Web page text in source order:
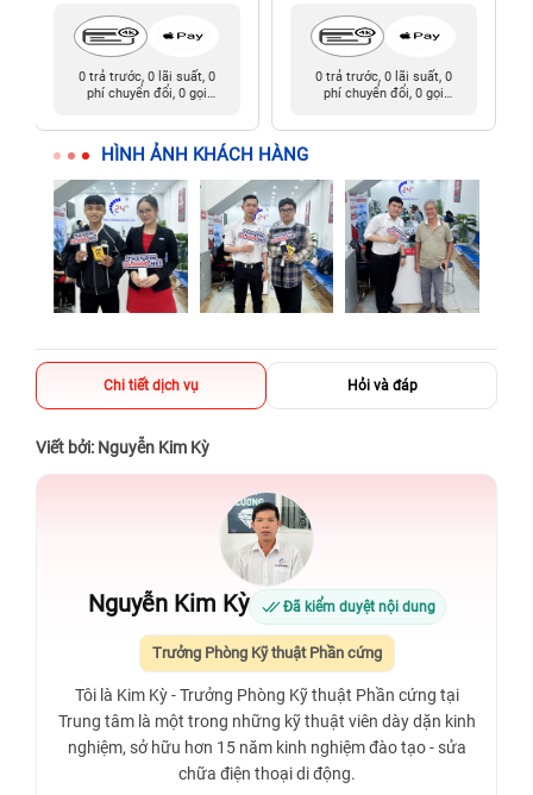
0 trả trước, 0 lãi suất, 0
phí chuyển đổi, 0 gọi
0 trả trước, 0 lãi suất, 0
phí chuyển đổi, 0 gọi
HÌNH ẢNH KHÁCH HÀNG
Chi tiết dịch vụ Hỏi và đáp
Viết bởi: Nguyễn Kim Kỳ
Nguyễn Kim Kỳ Đã kiểm duyệt nội dung
Trưởng Phòng Kỹ thuật Phần cứng
Tôi là Kim Kỳ - Trưởng Phòng Kỹ thuật Phần cứng tại
Trung tâm là một trong những kỹ thuật viên dày dặn kinh
nghiệm, sở hữu hơn 15 năm kinh nghiệm đào tạo - sửa
chữa điện thoại di động.